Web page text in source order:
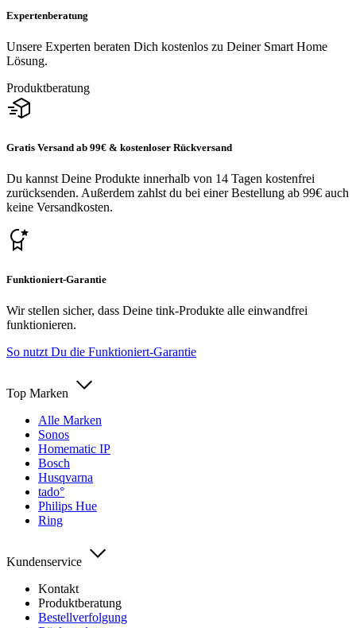
Expertenberatung
Unsere Experten beraten Dich kostenlos zu Deiner Smart Home
Lösung.
Produktberatung
Gratis Versand ab 99€ & kostenloser Rückversand
Du kannst Deine Produkte innerhalb von 14 Tagen kostenfrei
zurücksenden. Außerdem zahlst du bei einer Bestellung ab 99€ auch
keine Versandkosten.
Funktioniert-Garantie
Wir stellen sicher, dass Deine tink-Produkte alle einwandfrei
funktionieren.
So nutzt Du die Funktioniert-Garantie
Top Marken
Alle Marken
Sonos
Homematic IP
Bosch
Husqvarna
tado°
Philips Hue
Ring
Kundenservice
Kontakt
Produktberatung
Bestellverfolgung